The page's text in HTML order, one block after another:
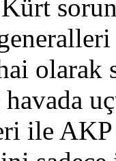
olarak
havada
ile AKP